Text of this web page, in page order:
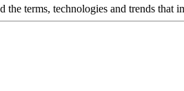
terms, technologies and trends that